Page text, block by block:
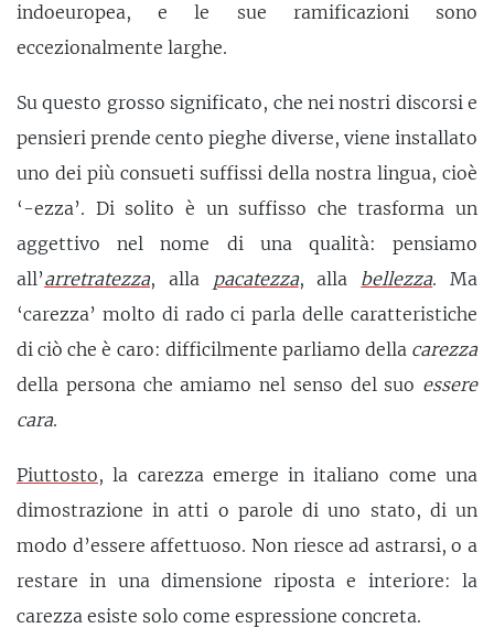
indoeuropea, e le sue ramificazioni sono
eccezionalmente larghe.
Su questo grosso significato, che nei nostri discorsi e
pensieri prende cento pieghe diverse, viene installato
uno dei più consueti suffissi della nostra lingua, cioè
‘-ezza’. Di solito è un suffisso che trasforma un
aggettivo nel nome di una qualità: pensiamo
all’arretratezza, alla pacatezza, alla bellezza. Ma
‘carezza’ molto di rado ci parla delle caratteristiche
di ciò che è caro: difficilmente parliamo della carezza
della persona che amiamo nel senso del suo essere
cara.
Piuttosto, la carezza emerge in italiano come una
dimostrazione in atti o parole di uno stato, di un
modo d’essere affettuoso. Non riesce ad astrarsi, o a
restare in una dimensione riposta e interiore: la
carezza esiste solo come espressione concreta.